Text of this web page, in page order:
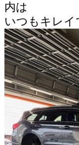
内は
いつもキレイ